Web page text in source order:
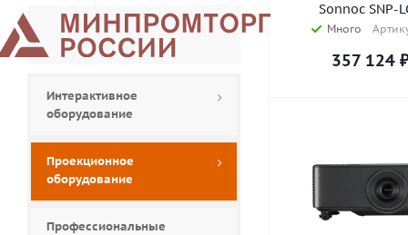
Sonnoc SNP-
Много
357 124₽
Интерактивное
оборудование
Проекционное
оборудование
Профессиональные